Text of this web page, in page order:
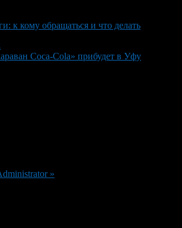
к кому обращаться и что делать
Coca-Cola» прибудет в Уфу
»